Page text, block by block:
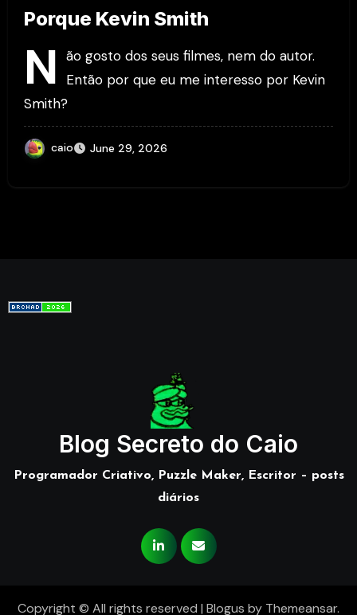
Porque Kevin Smith
N ão gosto dos seus filmes, nem do autor.
Então por que eu me interesso por Kevin
Smith?
caio June 29, 2026
Blog Secreto do Caio
Programador Criativo, Puzzle Maker, Escritor – posts
diários
Copyright © All rights reserved | Blogus by Themeansar.